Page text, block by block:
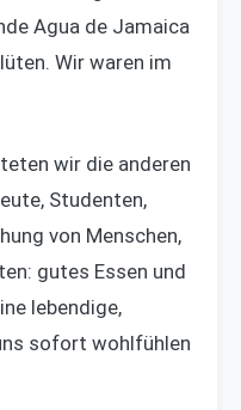
Agua de Jamaica
Wir waren im
wir die anderen
Studenten,
von Menschen,
gutes Essen und
lebendige,
sofort wohlfühlen